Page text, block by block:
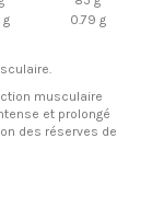
g 0.79 g
musculaire
et prolongé
des réserves de